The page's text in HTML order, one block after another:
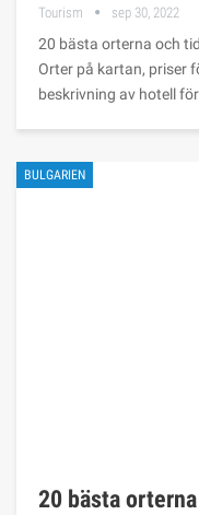
Tourism sep 30, 2022
20 bästa orterna och
Orter på kartan, priser
beskrivning av hotell
BULGARIEN
20 bästa